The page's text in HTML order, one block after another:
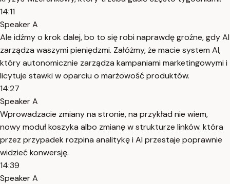
14:11
Speaker A
Ale idźmy o krok dalej, bo to się robi naprawdę groźne, gdy AI
zarządza waszymi pieniędzmi. Załóżmy, że macie system AI,
który autonomicznie zarządza kampaniami marketingowymi i
licytuje stawki w oparciu o marżowość produktów.
14:27
Speaker A
Wprowadzacie zmiany na stronie, na przykład nie wiem,
nowy moduł koszyka albo zmianę w strukturze linków. która
przez przypadek rozpina analitykę i AI przestaje poprawnie
widzieć konwersję.
14:39
Speaker A